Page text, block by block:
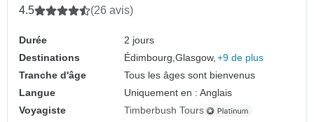
4.5 (26 avis)
Durée
2 jours
Destinations
Édimbourg,Glasgow, +9 de plus
Tranche d'âge
Tous les âges sont bienvenus
Langue
Uniquement en : Anglais
Voyagiste
Timberbush Tours